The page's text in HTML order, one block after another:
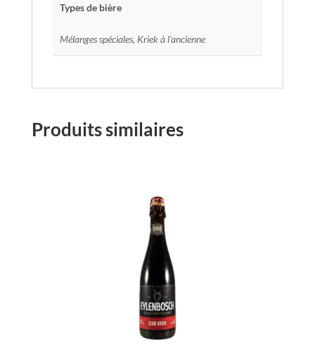
Types de bière
Mélanges spéciales, Kriek à l'ancienne
Produits similaires